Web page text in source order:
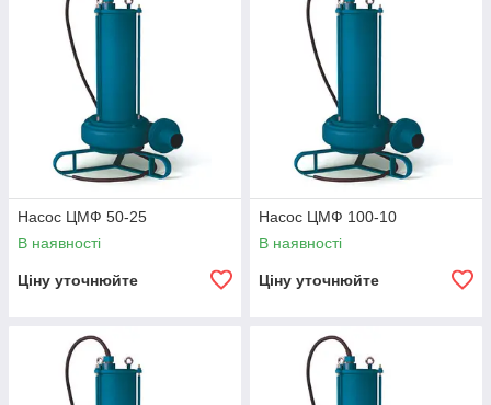
Насос ЦМФ 50-25
В наявності
Ціну уточнюйте
Насос ЦМФ 100-10
В наявності
Ціну уточнюйте